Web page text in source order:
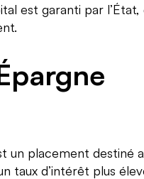
est garanti par
un placement destiné
taux d’intérêt plus